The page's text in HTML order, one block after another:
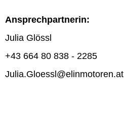
Ansprechpartnerin:
Julia Glössl
+43 664 80 838 - 2285
Julia.Gloessl@elinmotoren.at